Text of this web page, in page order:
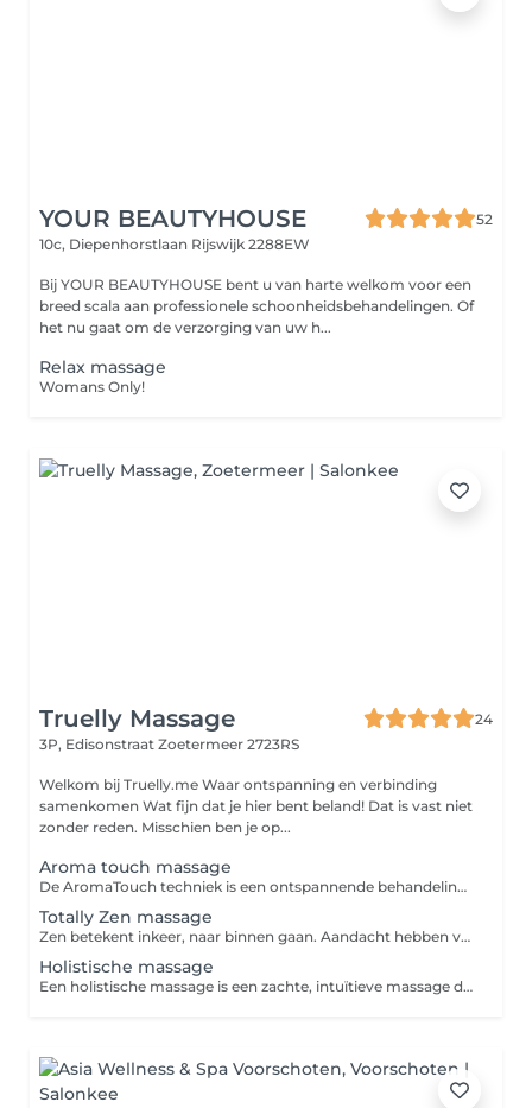
YOUR BEAUTYHOUSE
52
10c, Diepenhorstlaan Rijswijk 2288EW
Bij YOUR BEAUTYHOUSE bent u van harte welkom voor een
breed scala aan professionele schoonheidsbehandelingen. Of
het nu gaat om de verzorging van uw h...
Relax massage
Womans Only!
Truelly Massage
24
3P, Edisonstraat Zoetermeer 2723RS
Welkom bij Truelly.me Waar ontspanning en verbinding
samenkomen Wat fijn dat je hier bent beland! Dat is vast niet
zonder reden. Misschien ben je op...
Aroma touch massage
De AromaTouch techniek is een ontspannende behandeling (zachte wellness massage) waarbij 8 pure essentiële oliën worden ingezet langs de energiebanen (meridianen) en energiepunten van de rug, schouders, hoofd en voeten.
Totally Zen massage
Zen betekent inkeer, naar binnen gaan. Aandacht hebben voor wat isontvankelijkheid en helderheid, voorbij alle voorstellingen en denkbeelden. Wat is een Totally Zen Massage Zen is een meditatievorm die zijn oorsprong vindt in het boeddhisme in India. De meditatievorm verspreidde zich daarna via Japan en China naar de westerse wereld. Het is de bedoeling om via meditatie en intense concentratieoefeningen inzicht te krijgen in je ware aard. Dit zou helpen om op een vrijere manier door het leven te gaan. Het is een bewustzijnstoestand waarbij men vrij is van gedachten. Door deze massage te ontvangen, zorgen we voor een leeg en rustig hoofd. Maar ook alle spanning uit je lichaam te laten afvloeien.
Holistische massage
Een holistische massage is een zachte, intuïtieve massage die lichaam en geest als één geheel benadert. Met aandachtige aanrakingen en gebruik van verschillende technieken bevordert het ontspanning, herstelt energiebalans en vermindert stress. Deze massage ondersteunt emotioneel welzijn, stimuleert zelfbewustzijn en brengt diepe rust, terwijl blokkades worden losgelaten voor een harmonieuze levensenergie.